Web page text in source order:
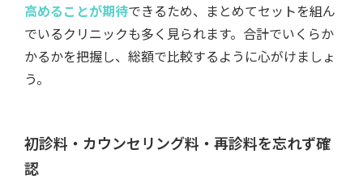
高めることが期待できるため、まとめてセットを組ん
でいるクリニックも多く見られます。合計でいくらか
かるかを把握し、総額で比較するように心がけましょ
う。
初診料・カウンセリング料・再診料を忘れず確
認